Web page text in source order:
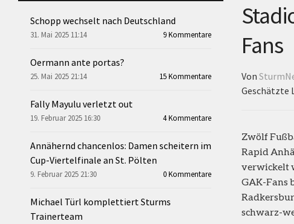
Fans
Von
Geschätzte
Zwölf
Rapid
verwickelt
GAK-Fans
schwarz-
Schopp wechselt nach Deutschland
31. Mai 2025 11:14 9 Kommentare
Oermann ante portas?
25. Mai 2025 21:14 15 Kommentare
Fally Mayulu verletzt out
19. Februar 2025 16:30 4 Kommentare
Annähernd chancenlos: Damen scheitern im
Cup-Viertelfinale an St. Pölten
9. Februar 2025 21:30 0 Kommentare
Michael Türl komplettiert Sturms
Trainerteam